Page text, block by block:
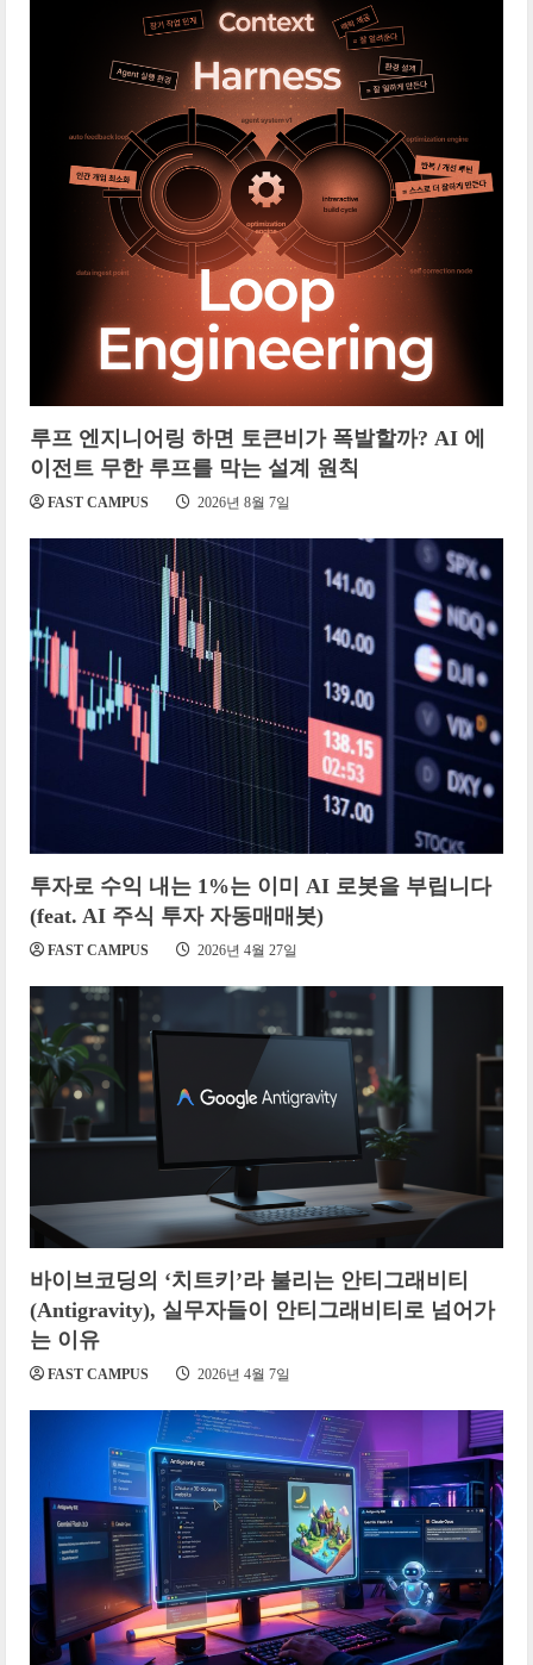
루프 엔지니어링 하면 토큰비가 폭발할까? AI 에
이전트 무한 루프를 막는 설계 원칙
FAST CAMPUS 2026년 8월 7일
투자로 수익 내는 1%는 이미 AI 로봇을 부립니다
(feat. AI 주식 투자 자동매매봇)
FAST CAMPUS 2026년 4월 27일
바이브코딩의 ‘치트키’라 불리는 안티그래비티
(Antigravity), 실무자들이 안티그래비티로 넘어가
는 이유
FAST CAMPUS 2026년 4월 7일